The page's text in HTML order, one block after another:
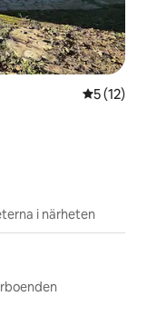
5 av 5 i
5 (12)
i närheten